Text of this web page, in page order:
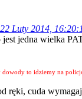
Luty 2014,
jedna wielka
dowody to idziemy na
ręki, cuda